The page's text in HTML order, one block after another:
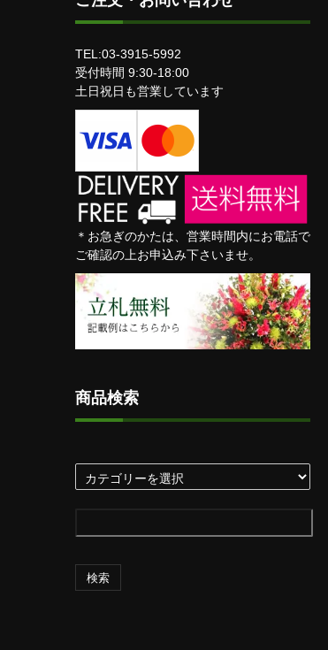
TEL:03-3915-5992
受付時間 9:30-18:00
土日祝日も営業しています
＊お急ぎのかたは、営業時間内にお電話で
ご確認の上お申込み下さいませ。
商品検索
検索